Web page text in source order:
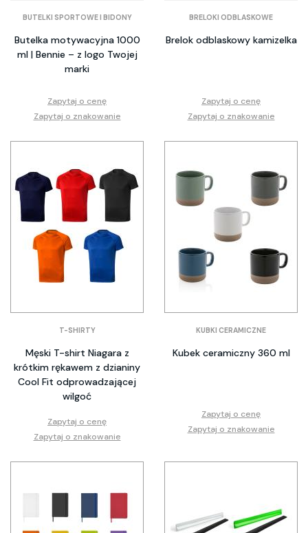
BUTELKI SPORTOWE I BIDONY
Butelka motywacyjna 1000
ml | Bennie – z logo Twojej
marki
Zapytaj o cenę
Zapytaj o znakowanie
BRELOKI ODBLASKOWE
Brelok odblaskowy kamizelka
Zapytaj o cenę
Zapytaj o znakowanie
T-SHIRTY
Męski T-shirt Niagara z
krótkim rękawem z dzianiny
Cool Fit odprowadzającej
wilgoć
Zapytaj o cenę
Zapytaj o znakowanie
KUBKI CERAMICZNE
Kubek ceramiczny 360 ml
Zapytaj o cenę
Zapytaj o znakowanie